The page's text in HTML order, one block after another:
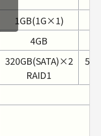
1GB(1G×1)
4GB
320GB(SATA)×2
RAID1